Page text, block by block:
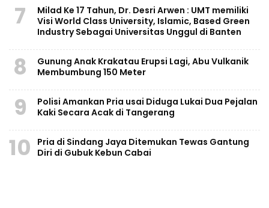
7
Milad Ke 17 Tahun, Dr. Desri Arwen : UMT memiliki
Visi World Class University, Islamic, Based Green
Industry Sebagai Universitas Unggul di Banten
8
Gunung Anak Krakatau Erupsi Lagi, Abu Vulkanik
Membumbung 150 Meter
9
Polisi Amankan Pria usai Diduga Lukai Dua Pejalan
Kaki Secara Acak di Tangerang
10
Pria di Sindang Jaya Ditemukan Tewas Gantung
Diri di Gubuk Kebun Cabai